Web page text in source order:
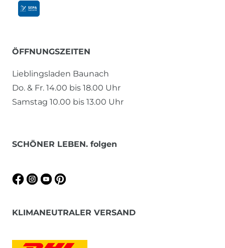
ÖFFNUNGSZEITEN
Lieblingsladen Baunach
Do. & Fr. 14.00 bis 18.00 Uhr
Samstag 10.00 bis 13.00 Uhr
SCHÖNER LEBEN. folgen
KLIMANEUTRALER VERSAND